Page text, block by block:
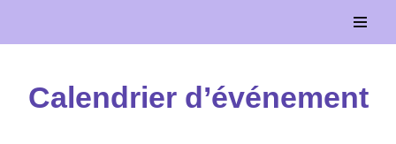
Aller
contenu
Calendrier d’événement